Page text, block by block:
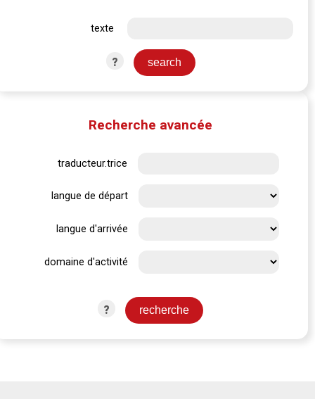
texte
?
Recherche avancée
traducteur.trice
langue de départ
langue d'arrivée
domaine d'activité
?